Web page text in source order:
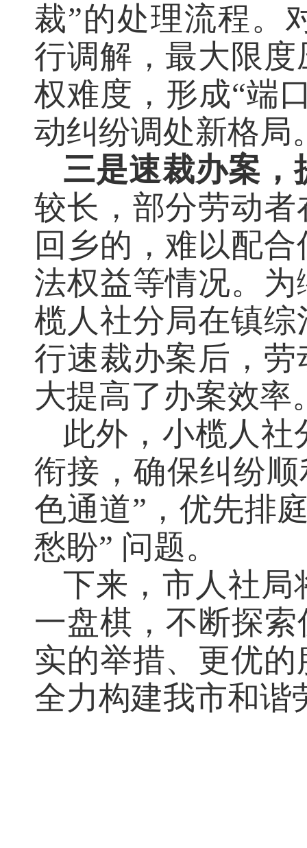
裁”的处理流程。
行调解，最大限
权难度，形成“端
动纠纷调处新格局
三是速裁办案，
较长，部分劳动
回乡的，难以配
法权益等情况。
榄人社分局在镇
行速裁办案后，
大提高了办案效率
此外，小榄人
衔接，确保纠纷
色通道”，优先排
愁盼” 问题。
下来，市人社局
一盘棋，不断探
实的举措、更优
全力构建我市和谐